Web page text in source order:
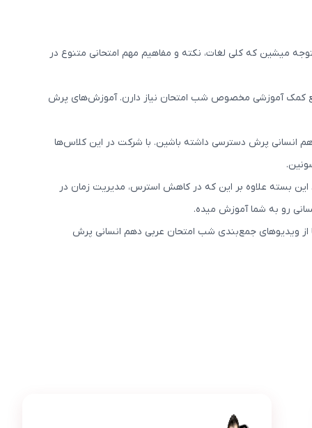
میشین که کلی لغات، نکته و مفاهیم مهم امتحانی متنوع در
کمک آموزشی مخصوص شب امتحان نیاز دارن. آموزش‌های پرش
انسانی پرش دسترسی داشته باشین. با شرکت در این کلاس‌ها
این بسته علاوه بر این که در کاهش استرس، مدیریت زمان در
رو به شما آموزش میده.
ویدیوهای جمع‌بندی شب امتحان عربی دهم انسانی پرش